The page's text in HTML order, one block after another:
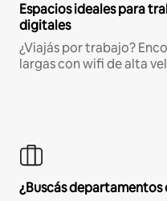
Espacios ideales para
digitales
¿Viajás por trabajo?
largas con wifi de alta
¿Buscás